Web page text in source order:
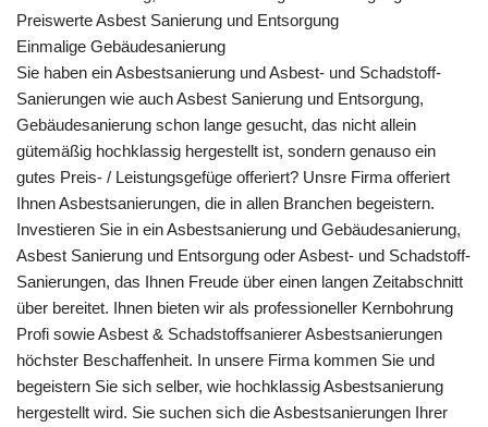
Preiswerte Asbest Sanierung und Entsorgung
Einmalige Gebäudesanierung
Sie haben ein Asbestsanierung und Asbest- und Schadstoff-
Sanierungen wie auch Asbest Sanierung und Entsorgung,
Gebäudesanierung schon lange gesucht, das nicht allein
gütemäßig hochklassig hergestellt ist, sondern genauso ein
gutes Preis- / Leistungsgefüge offeriert? Unsre Firma offeriert
Ihnen Asbestsanierungen, die in allen Branchen begeistern.
Investieren Sie in ein Asbestsanierung und Gebäudesanierung,
Asbest Sanierung und Entsorgung oder Asbest- und Schadstoff-
Sanierungen, das Ihnen Freude über einen langen Zeitabschnitt
über bereitet. Ihnen bieten wir als professioneller Kernbohrung
Profi sowie Asbest & Schadstoffsanierer Asbestsanierungen
höchster Beschaffenheit. In unsere Firma kommen Sie und
begeistern Sie sich selber, wie hochklassig Asbestsanierung
hergestellt wird. Sie suchen sich die Asbestsanierungen Ihrer